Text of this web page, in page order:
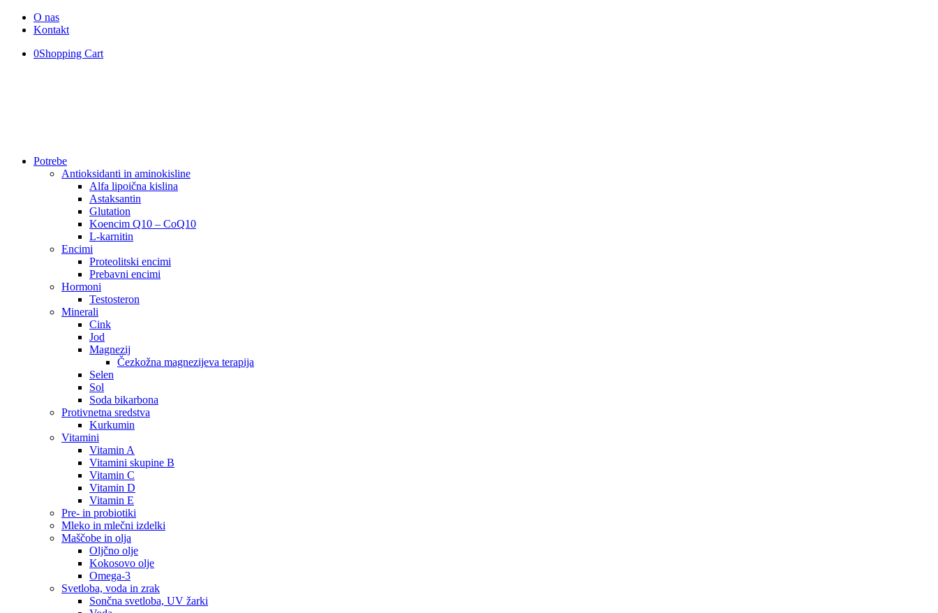
O nas
Kontakt
0Shopping Cart
Potrebe
Antioksidanti in aminokisline
Alfa lipoična kislina
Astaksantin
Glutation
Koencim Q10 – CoQ10
L-karnitin
Encimi
Proteolitski encimi
Prebavni encimi
Hormoni
Testosteron
Minerali
Cink
Jod
Magnezij
Čezkožna magnezijeva terapija
Selen
Sol
Soda bikarbona
Protivnetna sredstva
Kurkumin
Vitamini
Vitamin A
Vitamini skupine B
Vitamin C
Vitamin D
Vitamin E
Pre- in probiotiki
Mleko in mlečni izdelki
Maščobe in olja
Oljčno olje
Kokosovo olje
Omega-3
Svetloba, voda in zrak
Sončna svetloba, UV žarki